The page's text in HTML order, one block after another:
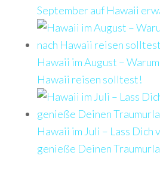
September auf Hawaii
Hawaii im August –
Hawaii reisen solltest!
Hawaii im Juli – Lass Dich
genieße Deinen